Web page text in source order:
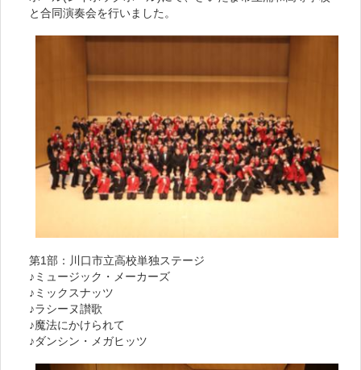
と合同演奏会を行いました。
第1部：川口市立高校単独ステージ
♪ミュージック・メーカーズ
♪ミックスナッツ
♪ラシーヌ讃歌
♪魔法にかけられて
♪ダンシン・メガヒッツ